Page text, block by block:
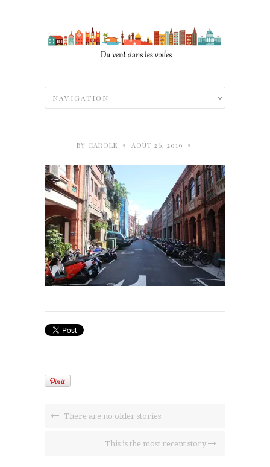
BY CAROLE • AOÛT 26, 2019 •
There are no older stories
This is the most recent story